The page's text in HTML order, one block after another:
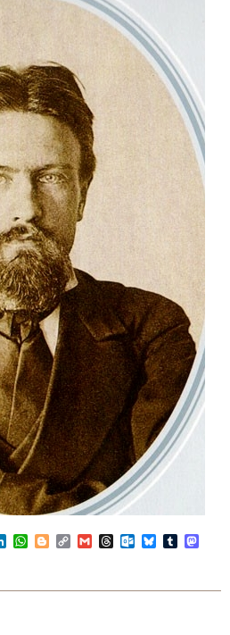
LinkedIn
WhatsApp
BloggerCopy
Link
GmailThreadsOutlook.com
BlueskyTumblr